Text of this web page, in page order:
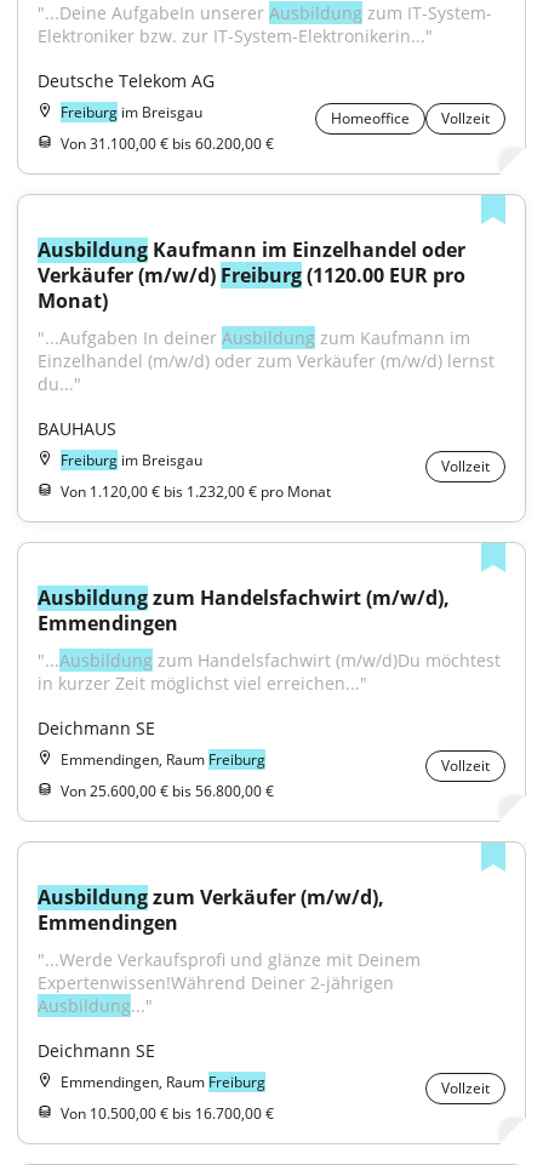
"...Deine AufgabeIn unserer Ausbildung zum IT-System-
Elektroniker bzw. zur IT-System-Elektronikerin..."
Deutsche Telekom AG
Freiburg im Breisgau Homeoffice
Vollzeit
Von 31.100,00 € bis 60.200,00 €
Ausbildung Kaufmann im Einzelhandel oder
Verkäufer (m/w/d) Freiburg (1120.00 EUR pro
Monat)
"...Aufgaben In deiner Ausbildung zum Kaufmann im
Einzelhandel (m/w/d) oder zum Verkäufer (m/w/d) lernst
du..."
BAUHAUS
Freiburg im Breisgau
Vollzeit
Von 1.120,00 € bis 1.232,00 € pro Monat
Ausbildung zum Handelsfachwirt (m/w/d),
Emmendingen
"...Ausbildung zum Handelsfachwirt (m/w/d)Du möchtest
in kurzer Zeit möglichst viel erreichen..."
Deichmann SE
Emmendingen, Raum Freiburg
Vollzeit
Von 25.600,00 € bis 56.800,00 €
Ausbildung zum Verkäufer (m/w/d),
Emmendingen
"...Werde Verkaufsprofi und glänze mit Deinem
Ausbildung..."
Deichmann SE
Emmendingen, Raum Freiburg
Vollzeit
Von 10.500,00 € bis 16.700,00 €